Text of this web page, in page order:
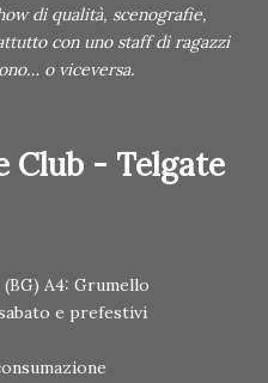
di qualità, scenografie,
con uno staff di ragazzi
o viceversa.
Club - Telgate
A4: Grumello
e prefestivi